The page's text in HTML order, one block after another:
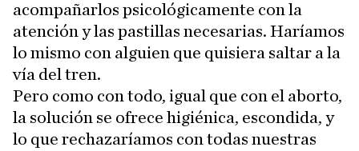
acompañarlos psicológicamente con la
atención y las pastillas necesarias. Haríamos
lo mismo con alguien que quisiera saltar a la
vía del tren.
Pero como con todo, igual que con el aborto,
la solución se ofrece higiénica, escondida, y
lo que rechazaríamos con todas nuestras